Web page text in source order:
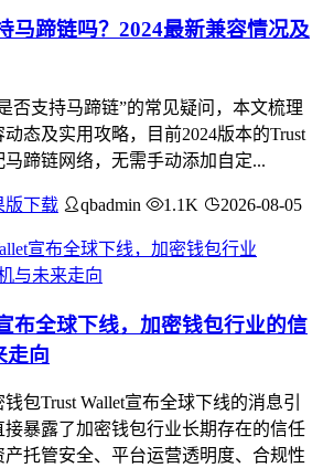
马蹄链吗？2024最新兼容情况及
否支持马蹄链”的常见疑问，本文梳理
动态及实用攻略，目前2024版本的Trust
蹄链网络，无需手动添加自定...
版下载 qbadmin 1.1K 2026-08-05
布全球下线，加密钱包行业的信
走向
包Trust Wallet宣布全球下线的消息引
接暴露了加密钱包行业长期存在的信任
托管安全、平台运营透明度、合规性